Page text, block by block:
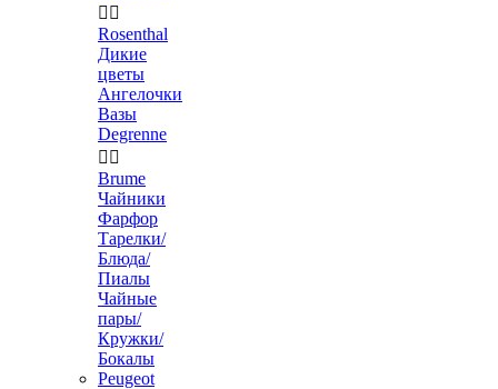
 
Rosenthal
Дикие
цветы
Ангелочки
Вазы
Degrenne
 
Brume
Чайники
Фарфор
Тарелки/
Блюда/
Пиалы
Чайные
пары/
Кружки/
Бокалы
Peugeot